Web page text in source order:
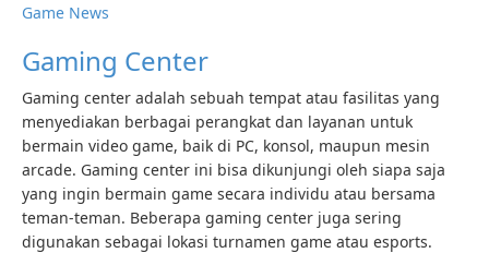
Nach
gehen
Game News
Gaming Center
Gaming center adalah sebuah tempat atau fasilitas yang
menyediakan berbagai perangkat dan layanan untuk
bermain video game, baik di PC, konsol, maupun mesin
arcade. Gaming center ini bisa dikunjungi oleh siapa saja
yang ingin bermain game secara individu atau bersama
teman-teman. Beberapa gaming center juga sering
digunakan sebagai lokasi turnamen game atau esports.